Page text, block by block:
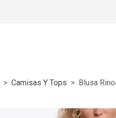
Camisas Y Tops Blusa